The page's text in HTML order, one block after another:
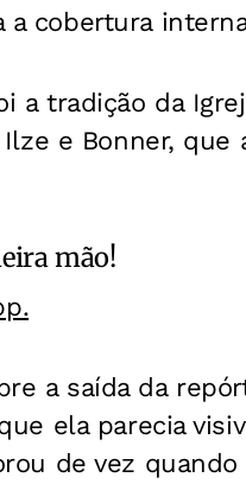
cobertura
a tradição da
e Bonner, que
mão!
a saída da
ela parecia
de vez